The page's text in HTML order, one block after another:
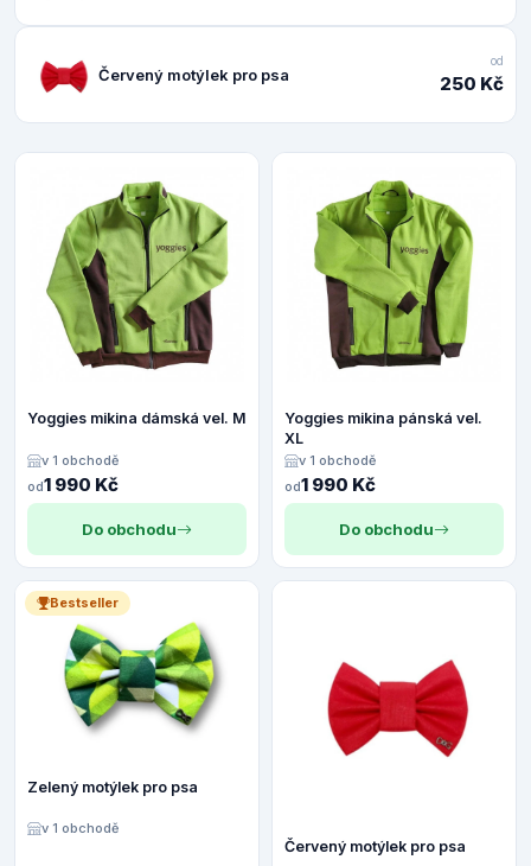
Červený motýlek pro psa
od
250 Kč
Yoggies mikina dámská vel. M
v 1 obchodě
od1 990 Kč
Do obchodu
Yoggies mikina pánská vel.
XL
v 1 obchodě
od1 990 Kč
Do obchodu
Bestseller
Zelený motýlek pro psa
v 1 obchodě
Červený motýlek pro psa